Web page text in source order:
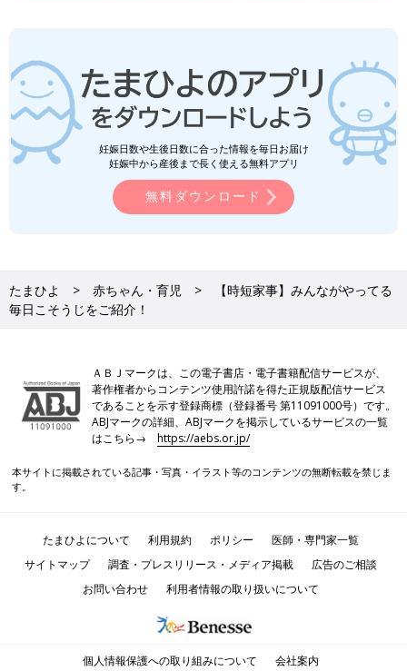
妊娠日数や生後日数に合った情報を毎日お届け
妊娠中から産後まで長く使える無料アプリ
無料ダウンロード
たまひよ 赤ちゃん・育児
【時短家事】みんながやってる
毎日こそうじをご紹介！
ＡＢＪマークは、この電子書店・電子書籍配信サービスが、
著作権者からコンテンツ使用許諾を得た正規版配信サービス
であることを示す登録商標（登録番号 第11091000号）です。
ABJマークの詳細、ABJマークを掲示しているサービスの一覧
はこちら→https://aebs.or.jp/
本サイトに掲載されている記事・写真・イラスト等のコンテンツの無断転載を禁じま
す。
たまひよについて 利用規約 ポリシー
医師・専門家一覧
サイトマップ
調査・プレスリリース・メディア掲載
広告のご相談
お問い合わせ
利用者情報の取り扱いについて
個人情報保護への取り組みについて 会社案内